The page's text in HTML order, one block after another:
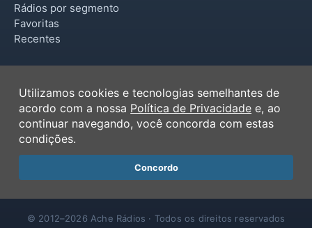
Rádios por segmento
Favoritas
Recentes
Termos de Uso
Política de Privacidade
Ferramentas
Contato
© 2012–2026 Ache Rádios · Todos os direitos reservados
Utilizamos cookies e tecnologias semelhantes de
acordo com a nossa Política de Privacidade e, ao
continuar navegando, você concorda com estas
condições.
Concordo